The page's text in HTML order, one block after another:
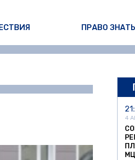
ПРАВО ЗНАТЬ
4